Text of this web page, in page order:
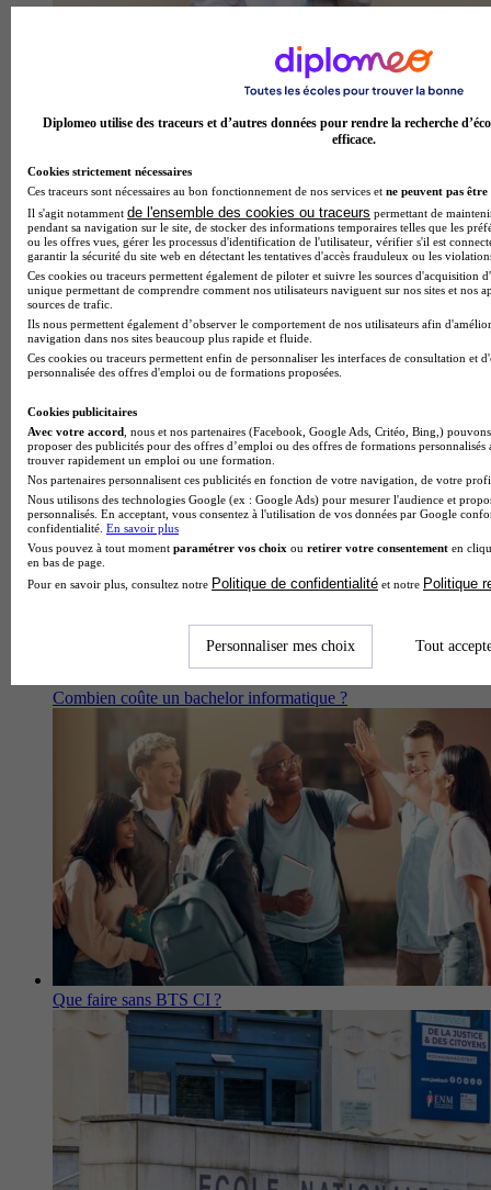
Quelles études pour devenir médecin généraliste ?
Section européenne, qu’est-ce que c’est et pourquoi la choisir
Combien coûte un bachelor informatique ?
Que faire sans BTS CI ?
Diplomeo utilise des traceurs et d’autres données pour rendre la recherche
efficace.
Cookies strictement nécessaires
Ces traceurs sont nécessaires au bon fonctionnement de nos services et ne peuvent pas être
Il s'agit notamment de l'ensemble des cookies ou traceurs permettant de
pendant sa navigation sur le site, de stocker des informations temporaires telles que les
ou les offres vues, gérer les processus d'identification de l'utilisateur, vérifier s'il est
garantir la sécurité du site web en détectant les tentatives d'accès frauduleux ou les
Ces cookies ou traceurs permettent également de piloter et suivre les sources d'acquisition
unique permettant de comprendre comment nos utilisateurs naviguent sur nos sites et nos
sources de trafic.
Ils nous permettent également d’observer le comportement de nos utilisateurs afin
navigation dans nos sites beaucoup plus rapide et fluide.
Ces cookies ou traceurs permettent enfin de personnaliser les interfaces de consultation et
personnalisée des offres d'emploi ou de formations proposées.
Cookies publicitaires
Avec votre accord , nous et nos partenaires (Facebook, Google Ads, Critéo, Bing,)
proposer des publicités pour des offres d’emploi ou des offres de formations
trouver rapidement un emploi ou une formation.
Nos partenaires personnalisent ces publicités en fonction de votre navigation, de votre
Nous utilisons des technologies Google (ex : Google Ads) pour mesurer l'audience et
personnalisés. En acceptant, vous consentez à l'utilisation de vos données par Google
confidentialité. En savoir plus
Vous pouvez à tout moment paramétrer vos choix ou retirer votre consentement en
en bas de page.
Pour en savoir plus, consultez notre Politique de confidentialité et notre Politique
Personnaliser mes choix Tout